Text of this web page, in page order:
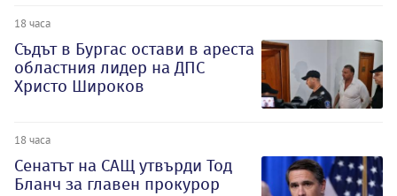
18 часа
Съдът в Бургас остави в ареста
областния лидер на ДПС
Христо Широков
18 часа
Сенатът на САЩ утвърди Тод
Бланч за главен прокурор